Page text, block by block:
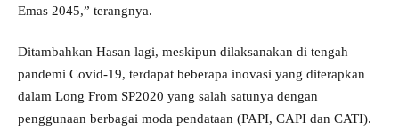
Emas 2045,” terangnya.
Ditambahkan Hasan lagi, meskipun dilaksanakan di tengah
pandemi Covid-19, terdapat beberapa inovasi yang diterapkan
dalam Long From SP2020 yang salah satunya dengan
penggunaan berbagai moda pendataan (PAPI, CAPI dan CATI).